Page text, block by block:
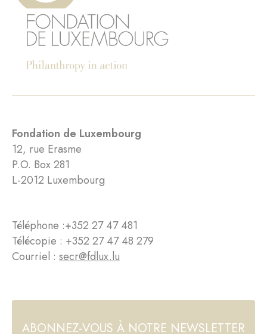
Fondation de Luxembourg
12, rue Erasme
P.O. Box 281
L-2012 Luxembourg
Téléphone :+352 27 47 481
Télécopie : +352 27 47 48 279
Courriel : secr@fdlux.lu
ABONNEZ-VOUS À NOTRE NEWSLETTER